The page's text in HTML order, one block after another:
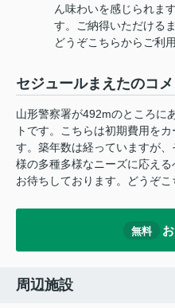
ん味わいを感じられま
す。ご納得いただける
どうぞこちらからご利
セジュールまえたのコ
山形警察署が492mのところに
トです。こちらは初期費用を
す。築年数は経っていますが
様の多種多様なニーズに応え
お待ちしております。どうぞこ
無料
周辺施設